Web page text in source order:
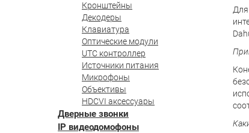
Кронштейны
Декодеры
Клавиатура
Оптические модули
UTC контроллер
Источники питания
Микрофоны
Объективы
HDCVI аксессуары
Дверные звонки
IP видеодомофоны